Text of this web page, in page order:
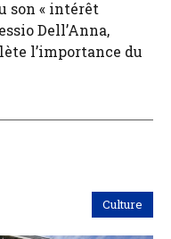
son « intérêt
Dell’Anna,
l’importance du
Culture